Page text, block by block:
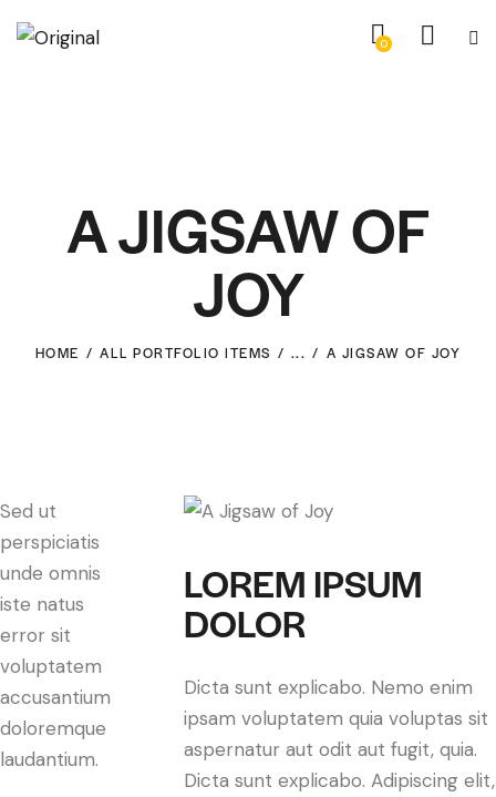
0
A JIGSAW OF
JOY
HOME ALL PORTFOLIO ITEMS ... A JIGSAW OF JOY
Sed ut
perspiciatis
unde omnis
iste natus
error sit
voluptatem
accusantium
doloremque
laudantium.
LOREM IPSUM
DOLOR
Dicta sunt explicabo. Nemo enim
ipsam voluptatem quia voluptas sit
aspernatur aut odit aut fugit, quia.
Dicta sunt explicabo. Adipiscing elit,